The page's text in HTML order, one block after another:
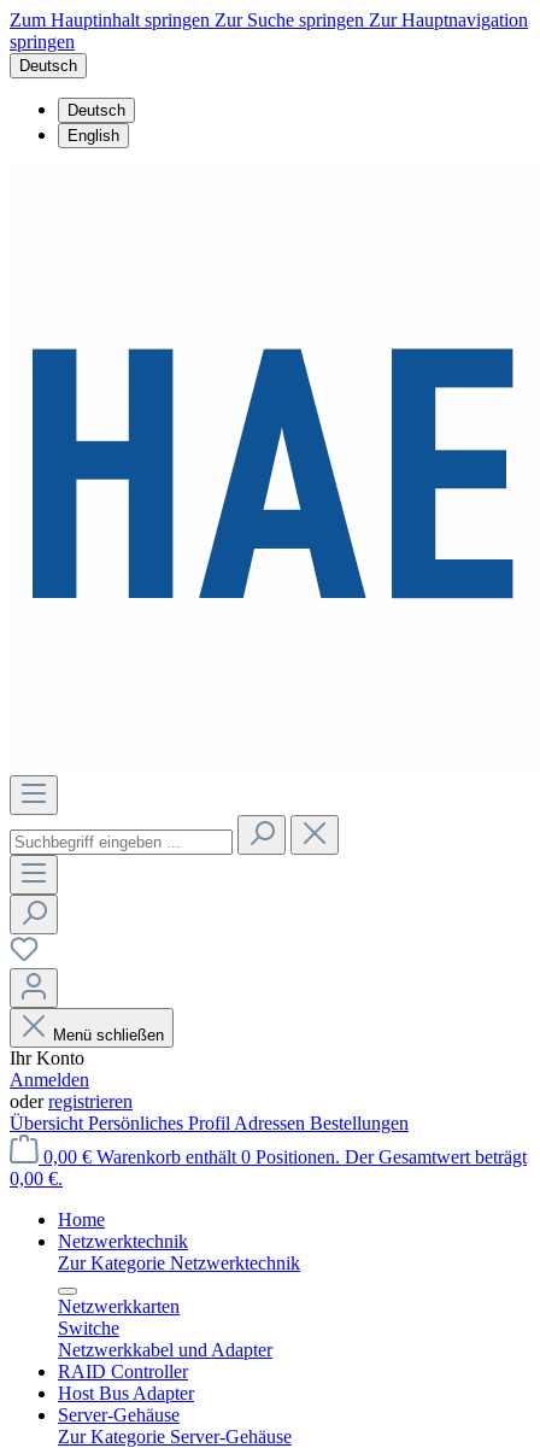
Zum Hauptinhalt springen Zur Suche springen Zur Hauptnavigation
springen
Deutsch
Deutsch
English
Menü schließen
Ihr Konto
Anmelden
oderregistrieren
Übersicht Persönliches Profil Adressen Bestellungen
0,00 € Warenkorb enthält 0 Positionen. Der Gesamtwert beträgt
0,00 €.
Home
Netzwerktechnik
Zur Kategorie Netzwerktechnik
Netzwerkkarten
Switche
Netzwerkkabel und Adapter
RAID Controller
Host Bus Adapter
Server-Gehäuse
Zur Kategorie Server-Gehäuse